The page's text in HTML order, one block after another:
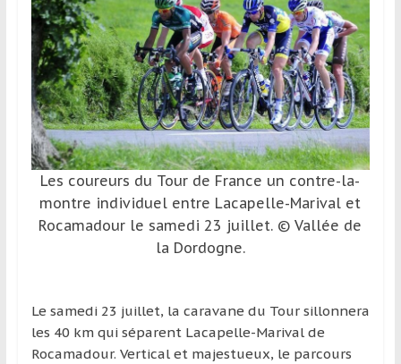
l’étranger
pour
assouvir
leur
passion,
tout
profitant
d’un
pays
Les coureurs du Tour de France un contre-la-
montre individuel entre Lacapelle-Marival et
Rocamadour le samedi 23 juillet. © Vallée de
la Dordogne.
Le samedi 23 juillet, la caravane du Tour sillonnera
les 40 km qui séparent Lacapelle-Marival de
Rocamadour. Vertical et majestueux, le parcours